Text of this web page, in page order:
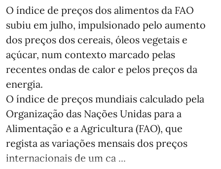
O índice de preços dos alimentos da FAO
subiu em julho, impulsionado pelo aumento
dos preços dos cereais, óleos vegetais e
açúcar, num contexto marcado pelas
recentes ondas de calor e pelos preços da
energia.
O índice de preços mundiais calculado pela
Organização das Nações Unidas para a
Alimentação e a Agricultura (FAO), que
regista as variações mensais dos preços
internacionais de um ca ...